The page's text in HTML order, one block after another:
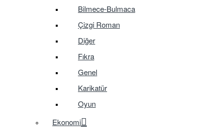
Bilmece-Bulmaca
Çizgi Roman
Diğer
Fıkra
Genel
Karikatür
Oyun
Ekonomi